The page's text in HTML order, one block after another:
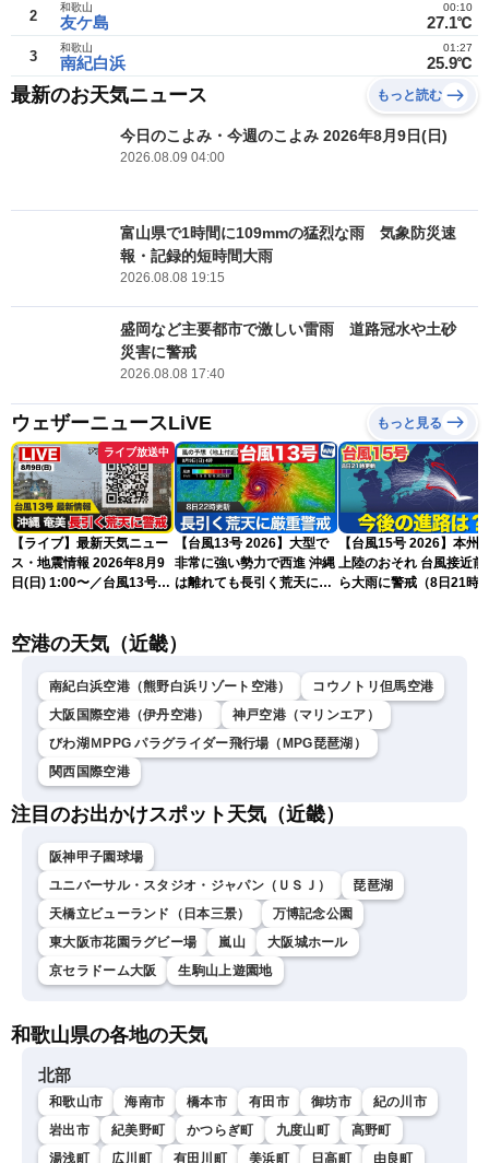
2 友ケ島
和歌山
27.1℃
00:10
3 南紀白浜
和歌山
25.9℃
01:27
最新のお天気ニュース もっと読む
今日のこよみ・今週のこよみ 2026年8月9日(日)
2026.08.09 04:00
富山県で1時間に109mmの猛烈な雨 気象防災速
報・記録的短時間大雨
2026.08.08 19:15
盛岡など主要都市で激しい雷雨 道路冠水や土砂
災害に警戒
2026.08.08 17:40
ウェザーニュースLiVE もっと見る
ライブ放送中
【ライブ】最新天気ニュー
ス・地震情報 2026年8月9
日(日) 1:00〜／台風13号・
LiVE〉
【台風13号 2026】大型で
非常に強い勢力で西進 沖縄
は離れても長引く荒天に厳
【台風15号 2026】本州
上陸のおそれ 台風接近前
ら大雨に警戒（8日21時
空港の天気（近畿）
南紀白浜空港（熊野白浜リゾート空港）
コウノトリ但馬空港
大阪国際空港（伊丹空港）
神戸空港（マリンエア）
びわ湖ＭPPG パラグライダー飛行場（MPG琵琶湖）
関西国際空港
注目のお出かけスポット天気（近畿）
阪神甲子園球場
ユニバーサル・スタジオ・ジャパン（ＵＳＪ）
琵琶湖
天橋立ビューランド（日本三景）
万博記念公園
東大阪市花園ラグビー場
嵐山
大阪城ホール
京セラドーム大阪
生駒山上遊園地
和歌山県の各地の天気
北部
和歌山市 海南市 橋本市 有田市 御坊市
紀の川市
岩出市
紀美野町 かつらぎ町 九度山町
高野町
湯浅町
広川町 有田川町 美浜町 日高町 由良町